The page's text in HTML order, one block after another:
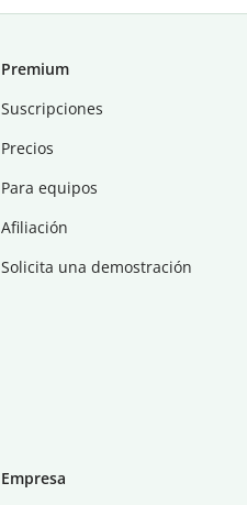
Premium
Suscripciones
Precios
Para equipos
Afiliación
Solicita una demostración
Empresa